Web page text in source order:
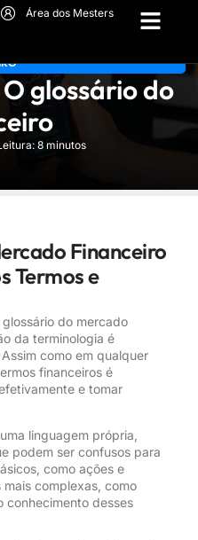
Área dos Mesters
glossário do
8 minutos
Financeiro
Termos e
do mercado
da terminologia é
como em qualquer
financeiros é
e tomar
linguagem própria,
podem ser confusos para
como ações e
complexas, como
conhecimento desses